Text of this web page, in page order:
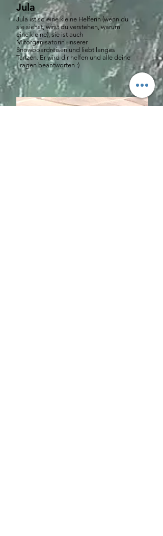
Jula
Jula ist so eine kleine Helferin (wenn du
sie siehst, wirst du verstehen, warum
eine kleine), sie ist auch
Mitorganisatorin unserer
Snowboardreisen und liebt langes
Tanzen. Er wird dir helfen und alle deine
Fragen beantworten :)